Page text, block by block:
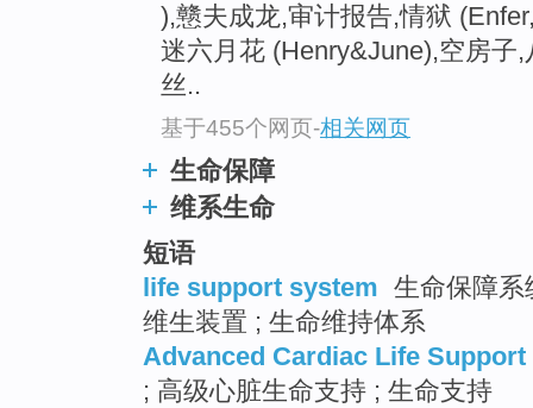
),戆夫成龙,审计报告,情狱
迷六月花 (Henry&June),空房子
丝..
基于455个网页-相关网页
生命保障
维系生命
短语
life support system 生命保障
维生装置 ; 生命维持体系
Advanced Cardiac Life Support
; 高级心脏生命支持 ; 生命支持